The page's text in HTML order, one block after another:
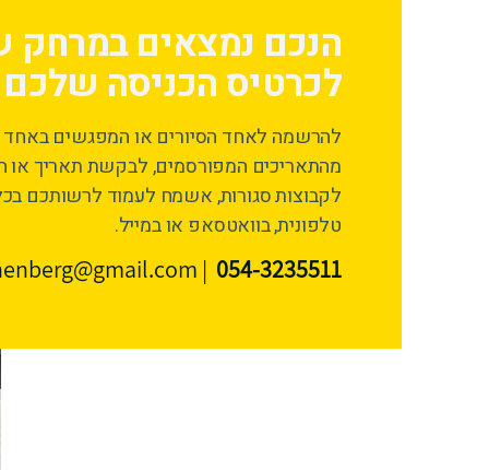
הנכם נמצאים
לכרטיס הכניסה שלכם
להרשמה לאחד הסיורים או המפגשים באחד
מהתאריכים המפורסמים, לבקשת תאריך או
לקבוצות סגורות, אשמח לעמוד לרשותכם
טלפונית, בוואטסאפ או במייל.
| 054-3235511